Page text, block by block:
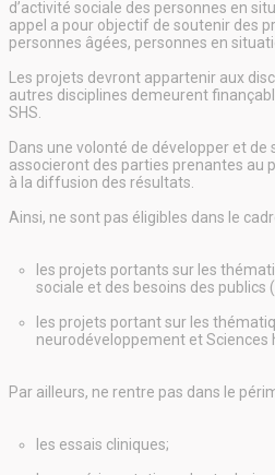
d’activité sociale des personnes en
appel a pour objectif de soutenir des
personnes âgées, personnes en
Les projets devront appartenir aux
autres disciplines demeurent
SHS.
Dans une volonté de développer et
associeront des parties prenantes au
à la diffusion des résultats.
Ainsi, ne sont pas éligibles dans le
les projets portants sur les
sociale et des besoins des publics
les projets portant sur les
neurodéveloppement et Sciences
Par ailleurs, ne rentre pas dans le
les essais cliniques;